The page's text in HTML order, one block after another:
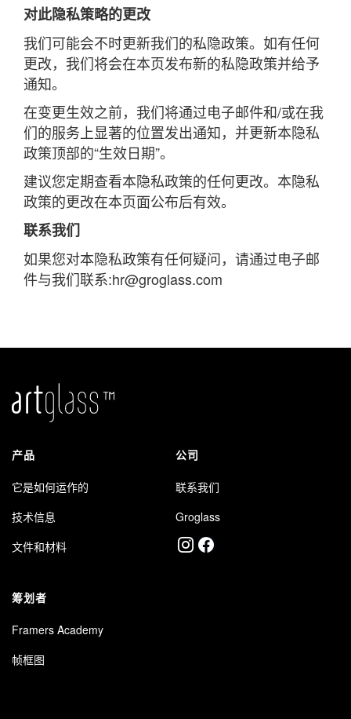
对此隐私策略的更改
我们可能会不时更新我们的私隐政策。如有任何
更改，我们将会在本页发布新的私隐政策并给予
通知。
在变更生效之前，我们将通过电子邮件和/或在我
们的服务上显著的位置发出通知，并更新本隐私
政策顶部的“生效日期”。
建议您定期查看本隐私政策的任何更改。本隐私
政策的更改在本页面公布后有效。
联系我们
如果您对本隐私政策有任何疑问，请通过电子邮
件与我们联系:hr@groglass.com
产品
它是如何运作的
技术信息
文件和材料
公司
联系我们
Groglass
筹划者
Framers Academy
帧框图